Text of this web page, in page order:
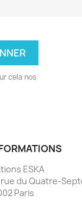
cela nos
ESKA
rue du Quatre-
Paris